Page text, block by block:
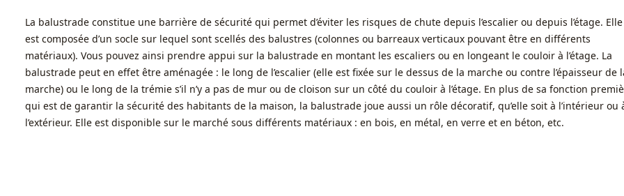
La balustrade constitue une barrière de sécurité qui permet d’éviter les risques de chute depuis l’escalier ou depuis l’étage. Elle
est composée d’un socle sur lequel sont scellés des balustres (colonnes ou barreaux verticaux pouvant être en différents
matériaux). Vous pouvez ainsi prendre appui sur la balustrade en montant les escaliers ou en longeant le couloir à l’étage. La
balustrade peut en effet être aménagée : le long de l’escalier (elle est fixée sur le dessus de la marche ou contre l’épaisseur de
marche) ou le long de la trémie s’il n’y a pas de mur ou de cloison sur un côté du couloir à l’étage. En plus de sa fonction
qui est de garantir la sécurité des habitants de la maison, la balustrade joue aussi un rôle décoratif, qu’elle soit à l’intérieur ou
l’extérieur. Elle est disponible sur le marché sous différents matériaux : en bois, en métal, en verre et en béton, etc.